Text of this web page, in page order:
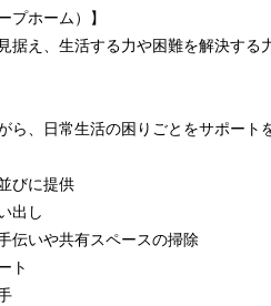
プホーム）】
え、生活する力や困難を解決する
ら、日常生活の困りごとをサポー
びに提供
出し
伝いや共有スペースの掃除
ト